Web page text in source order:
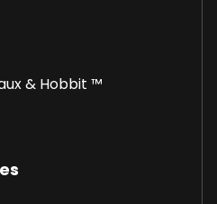
& Hobbit ™